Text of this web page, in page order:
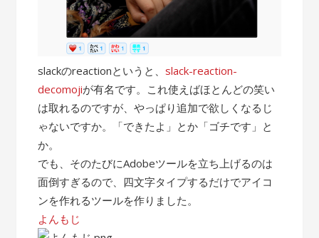
slackのreactionというと、slack-reaction-
decomojiが有名です。これ使えばほとんどの笑い
は取れるのですが、やっぱり追加で欲しくなるじ
ゃないですか。「できたよ」とか「ゴチです」と
か。
でも、そのたびにAdobeツールを立ち上げるのは
面倒すぎるので、四文字タイプするだけでアイコ
ンを作れるツールを作りました。
よんもじ